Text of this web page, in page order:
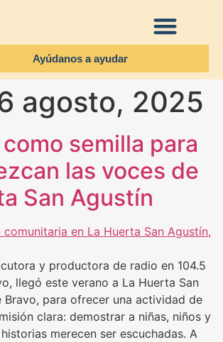
Ayúdanos a ayudar
agosto, 2025
semilla para
las voces de
San Agustín
y productora de radio en 104.5
llegó este verano a La Huerta San
Bravo, para ofrecer una actividad de
clara: demostrar a niñas, niños y
merecen ser escuchadas. A